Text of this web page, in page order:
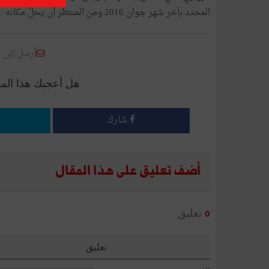
المحدد بآخر شهر جوان 2016 ومن المنتظر أن يحلّ مكانه بيار بيريڤوفوا نجل الوزير الأول الفرنسي الأسبق.
أرسل
هل أعجبك هذا
شارك
أضف تعليق على هذا المقال
0 تعليق
تعليق